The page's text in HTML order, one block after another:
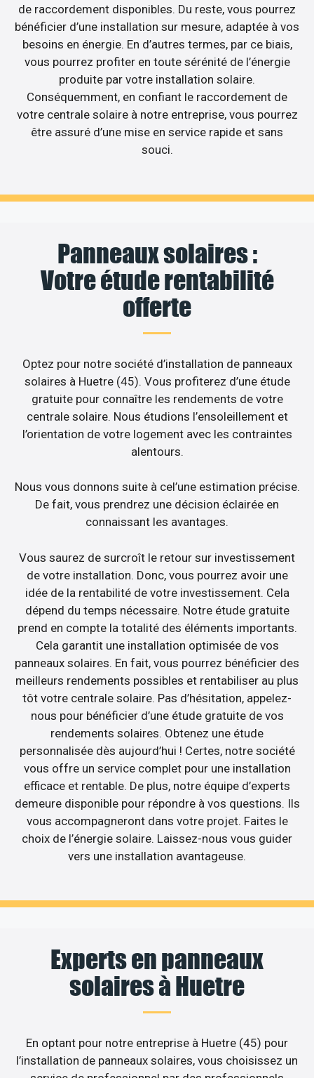
de raccordement disponibles. Du reste, vous pourrez
bénéficier d’une installation sur mesure, adaptée à vos
besoins en énergie. En d’autres termes, par ce biais,
vous pourrez profiter en toute sérénité de l’énergie
produite par votre installation solaire.
Conséquemment, en confiant le raccordement de
votre centrale solaire à notre entreprise, vous pourrez
être assuré d’une mise en service rapide et sans
souci.
Panneaux solaires :
Votre étude rentabilité
offerte
Optez pour notre société d’installation de panneaux
solaires à Huetre (45). Vous profiterez d’une étude
gratuite pour connaître les rendements de votre
centrale solaire. Nous étudions l’ensoleillement et
l’orientation de votre logement avec les contraintes
alentours.
Nous vous donnons suite à cel’une estimation précise.
De fait, vous prendrez une décision éclairée en
connaissant les avantages.
Vous saurez de surcroît le retour sur investissement
de votre installation. Donc, vous pourrez avoir une
idée de la rentabilité de votre investissement. Cela
dépend du temps nécessaire. Notre étude gratuite
prend en compte la totalité des éléments importants.
Cela garantit une installation optimisée de vos
panneaux solaires. En fait, vous pourrez bénéficier des
meilleurs rendements possibles et rentabiliser au plus
tôt votre centrale solaire. Pas d’hésitation, appelez-
nous pour bénéficier d’une étude gratuite de vos
rendements solaires. Obtenez une étude
personnalisée dès aujourd’hui ! Certes, notre société
vous offre un service complet pour une installation
efficace et rentable. De plus, notre équipe d’experts
demeure disponible pour répondre à vos questions. Ils
vous accompagneront dans votre projet. Faites le
choix de l’énergie solaire. Laissez-nous vous guider
vers une installation avantageuse.
Experts en panneaux
solaires à Huetre
En optant pour notre entreprise à Huetre (45) pour
l’installation de panneaux solaires, vous choisissez un